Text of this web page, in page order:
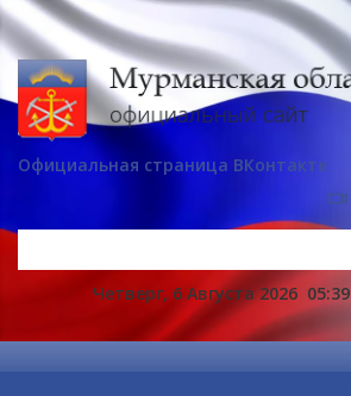
Официальная страница ВКонтакте
Четверг, 6 Августа 2026 05:39